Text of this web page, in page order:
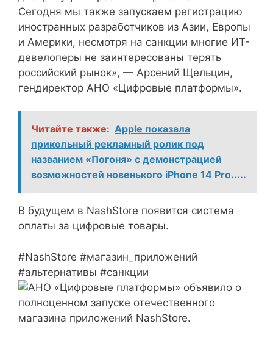
Сегодня мы также запускаем регистрацию
иностранных разработчиков из Азии, Европы
и Америки, несмотря на санкции многие ИТ-
девелоперы не заинтересованы терять
российский рынок», — Арсений Щельцин,
гендиректор АНО «Цифровые платформы».
Читайте также: Apple показала
прикольный рекламный ролик под
названием «Погоня» с демонстрацией
возможностей новенького iPhone 14 Pro.....
В будущем в NashStore появится система
оплаты за цифровые товары.
#NashStore #магазин_приложений
#альтернативы #санкции